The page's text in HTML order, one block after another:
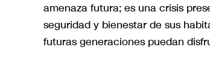
amenaza futura; es una crisis
seguridad y bienestar de sus
futuras generaciones puedan